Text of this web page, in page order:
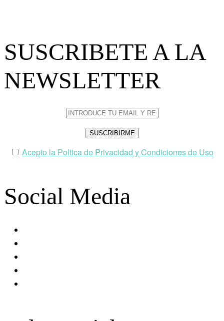
SUSCRIBETE A LA
NEWSLETTER
Acepto la Poltica de Privacidad y Condiciones de Uso
Social Media